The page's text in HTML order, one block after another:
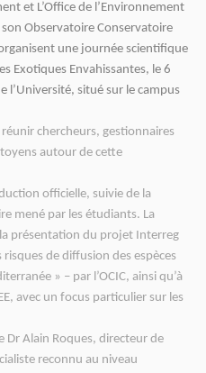
et L’Office de l’Environnement
Observatoire Conservatoire
une journée scientifique
Exotiques Envahissantes, le 6
l’Université, situé sur le campus
chercheurs, gestionnaires
autour de cette
officielle, suivie de la
mené par les étudiants. La
présentation du projet Interreg
de diffusion des espèces
» – par l’OCIC, ainsi qu’à
avec un focus particulier sur les
Dr Alain Roques, directeur de
reconnu au niveau